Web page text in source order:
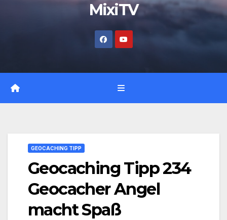
MixiTV
GEOCACHING TIPP
Geocaching Tipp 234
Geocacher Angel
macht Spaß